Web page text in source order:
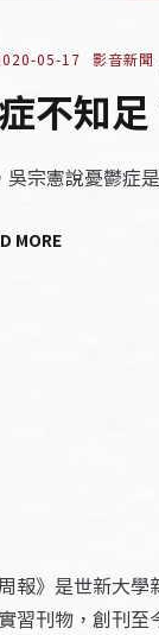
05-17 影音新聞
不知
吳宗憲說憂鬱症
MORE
報》是世新大學
習刊物，創刊至